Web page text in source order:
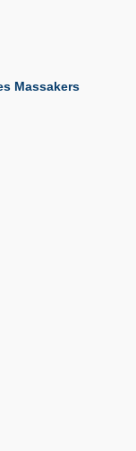
Massakers